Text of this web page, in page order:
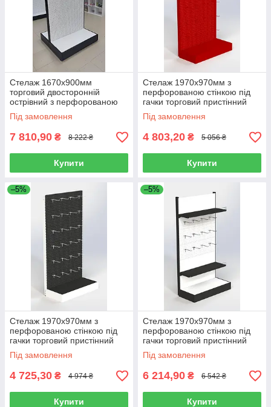
Стелаж 1670х900мм
торговий двосторонній
острівний з перфорованою
стінкою під гачки
Під замовлення
7 810,90 ₴ 8 222 ₴
Купити
Стелаж 1970х970мм з
перфорованою стінкою під
гачки торговий пристінний
для магазину
Під замовлення
4 803,20 ₴ 5 056 ₴
Купити
–5%
Стелаж 1970х970мм з
перфорованою стінкою під
гачки торговий пристінний
для магазину
Під замовлення
4 725,30 ₴ 4 974 ₴
Купити
–5%
Стелаж 1970х970мм з
перфорованою стінкою під
гачки торговий пристінний
для магазину
Під замовлення
6 214,90 ₴ 6 542 ₴
Купити